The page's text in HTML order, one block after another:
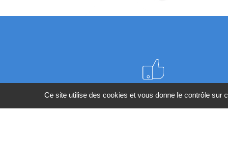
Meilleurs prix du web
Ce site utilise des cookies et vous donne le contrôle sur